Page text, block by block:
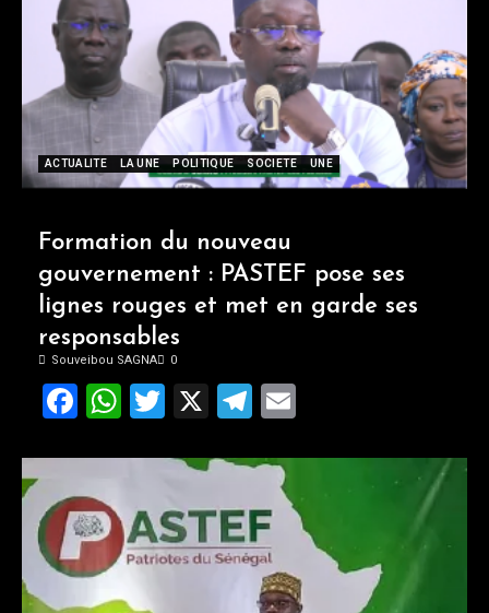
ACTUALITE LA UNE POLITIQUE SOCIETE UNE
Formation du nouveau
gouvernement : PASTEF pose ses
lignes rouges et met en garde ses
responsables
Souveibou SAGNA 0
Facebook
WhatsApp
Twitter
X Telegram